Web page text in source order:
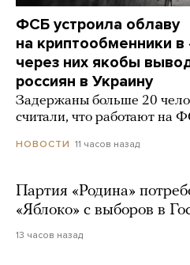
ФСБ устроила облаву
на криптообменники
через них якобы
россиян в Украину
Задержаны больше 20
считали, что работают на
НОВОСТИ 11 часов назад
Партия «Родина»
«Яблоко» с выборов в
13 часов назад